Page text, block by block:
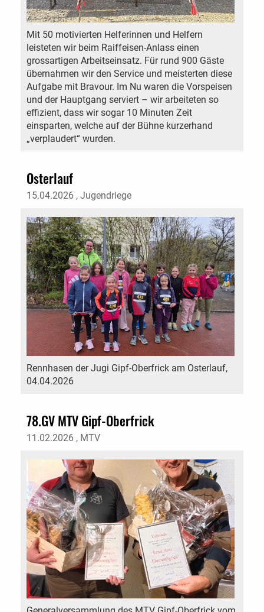
Mit 50 motivierten Helferinnen und Helfern
leisteten wir beim Raiffeisen-Anlass einen
grossartigen Arbeitseinsatz. Für rund 900 Gäste
übernahmen wir den Service und meisterten diese
Aufgabe mit Bravour. Im Nu waren die Vorspeisen
und der Hauptgang serviert – wir arbeiteten so
effizient, dass wir sogar 10 Minuten Zeit
einsparten, welche auf der Bühne kurzerhand
„verplaudert“ wurden.
Osterlauf
15.04.2026 , Jugendriege
Rennhasen der Jugi Gipf-Oberfrick am Osterlauf,
04.04.2026
78.GV MTV Gipf-Oberfrick
11.02.2026 , MTV